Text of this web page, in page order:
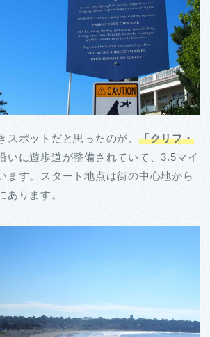
スポットだと思ったのが、 「クリフ・
いに遊歩道が整備されていて、3.5マイ
ます。スタート地点は街の中心地から
あります。